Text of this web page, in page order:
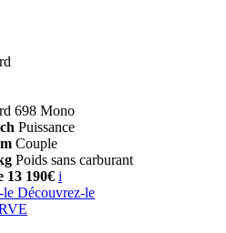
698 Mono
Puissance
Couple
Poids sans carburant
13 190€ i
le Découvrez-le